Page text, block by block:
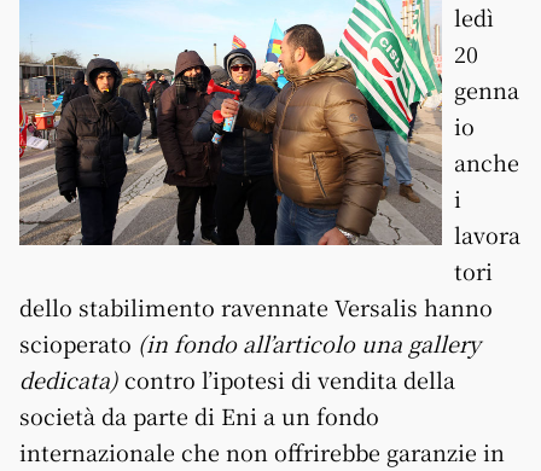
ledì
20
genna
io
anche
i
lavora
tori
dello stabilimento ravennate Versalis hanno
scioperato (in fondo all’articolo una gallery
dedicata)contro l’ipotesi di vendita della
società da parte di Eni a un fondo
internazionale che non offrirebbe garanzie in